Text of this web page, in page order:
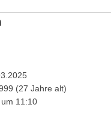
(27 Jahre alt)
11:10